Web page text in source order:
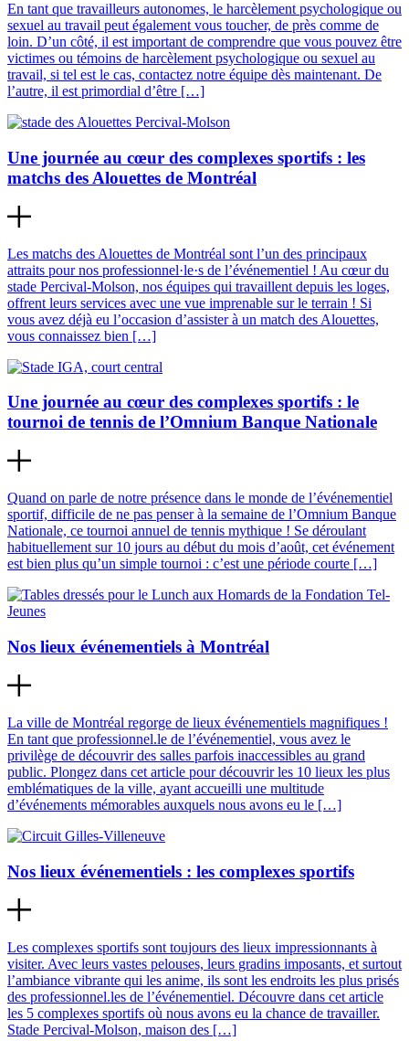
En tant que travailleurs autonomes, le harcèlement psychologique ou
sexuel au travail peut également vous toucher, de près comme de
loin. D’un côté, il est important de comprendre que vous pouvez être
victimes ou témoins de harcèlement psychologique ou sexuel au
travail, si tel est le cas, contactez notre équipe dès maintenant. De
l’autre, il est primordial d’être […]
Une journée au cœur des complexes sportifs : les
matchs des Alouettes de Montréal
Les matchs des Alouettes de Montréal sont l’un des principaux
attraits pour nos professionnel·le·s de l’événementiel ! Au cœur du
stade Percival-Molson, nos équipes qui travaillent depuis les loges,
offrent leurs services avec une vue imprenable sur le terrain ! Si
vous avez déjà eu l’occasion d’assister à un match des Alouettes,
vous connaissez bien […]
Une journée au cœur des complexes sportifs : le
tournoi de tennis de l’Omnium Banque Nationale
Quand on parle de notre présence dans le monde de l’événementiel
sportif, difficile de ne pas penser à la semaine de l’Omnium Banque
Nationale, ce tournoi annuel de tennis mythique ! Se déroulant
habituellement sur 10 jours au début du mois d’août, cet événement
est bien plus qu’un simple tournoi : c’est une période courte […]
Nos lieux événementiels à Montréal
La ville de Montréal regorge de lieux événementiels magnifiques !
En tant que professionnel.le de l’événementiel, vous avez le
privilège de découvrir des salles parfois inaccessibles au grand
public. Plongez dans cet article pour découvrir les 10 lieux les plus
emblématiques de la ville, ayant accueilli une multitude
d’événements mémorables auxquels nous avons eu le […]
Nos lieux événementiels : les complexes sportifs
Les complexes sportifs sont toujours des lieux impressionnants à
visiter. Avec leurs vastes pelouses, leurs gradins imposants, et surtout
l’ambiance vibrante qui les anime, ils sont les endroits les plus prisés
des professionnel.les de l’événementiel. Découvre dans cet article
les 5 complexes sportifs où nous avons eu la chance de travailler.
Stade Percival-Molson, maison des […]